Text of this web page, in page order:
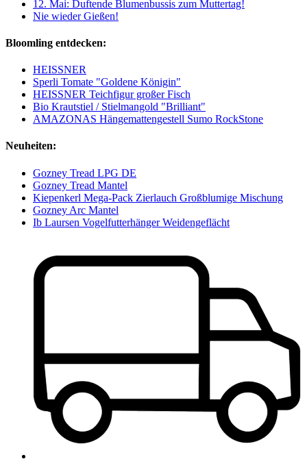
12. Mai: Duftende Blumenbussis zum Muttertag!
Nie wieder Gießen!
Bloomling entdecken:
HEISSNER
Sperli Tomate "Goldene Königin"
HEISSNER Teichfigur großer Fisch
Bio Krautstiel / Stielmangold "Brilliant"
AMAZONAS Hängemattengestell Sumo RockStone
Neuheiten:
Gozney Tread LPG DE
Gozney Tread Mantel
Kiepenkerl Mega-Pack Zierlauch Großblumige Mischung
Gozney Arc Mantel
Ib Laursen Vogelfutterhänger Weidengeflächt